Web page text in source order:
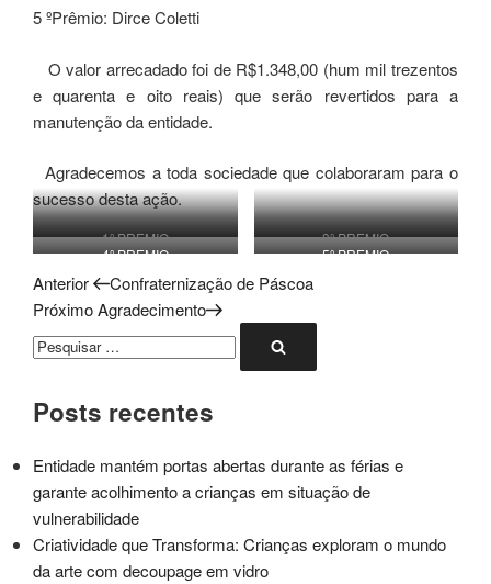
5 ºPrêmio: Dirce Coletti
O valor arrecadado foi de R$1.348,00 (hum mil trezentos
e quarenta e oito reais) que serão revertidos para a
manutenção da entidade.
Agradecemos a toda sociedade que colaboraram para o
sucesso desta ação.
1º PREMIO
3º PREMIO
4º PREMIO
5º PREMIO
Navegação
de
Post
Post
anterior
Anterior
Confraternização de Páscoa
Próximo
post
PróximoAgradecimento
Pesquisar
por:
Posts recentes
Entidade mantém portas abertas durante as férias e
garante acolhimento a crianças em situação de
vulnerabilidade
Criatividade que Transforma: Crianças exploram o mundo
da arte com decoupage em vidro